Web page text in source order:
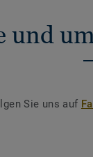
und
Sie uns auf